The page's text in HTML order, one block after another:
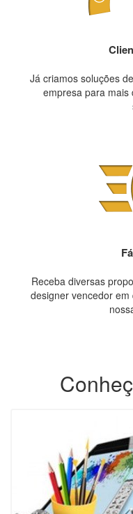
Já criamos soluções
empresa para mais
Receba diversas
designer vencedor